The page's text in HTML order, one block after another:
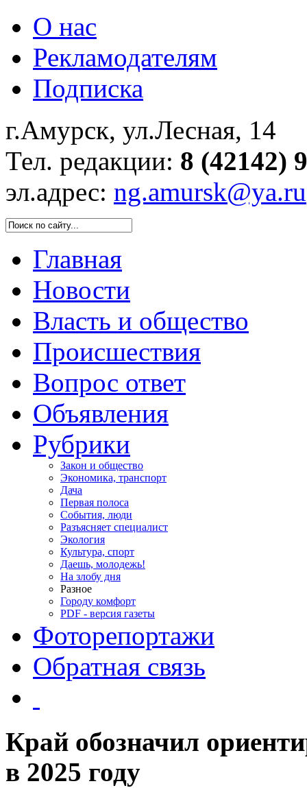
О нас
Рекламодателям
Подписка
г.Амурск, ул.Лесная, 14
Тел. редакции: 8 (42142)
эл.адрес: ng.amursk@ya.ru
Главная
Новости
Власть и общество
Происшествия
Вопрос ответ
Объявления
Рубрики
Закон и общество
Экономика, транспорт
Дача
Первая полоса
События, люди
Разъясняет специалист
Экология
Культура, спорт
Даешь, молодежь!
На злобу дня
Разное
Городу комфорт
PDF - версия газеты
Фоторепортажи
Обратная связь
Край обозначил
в 2025 году